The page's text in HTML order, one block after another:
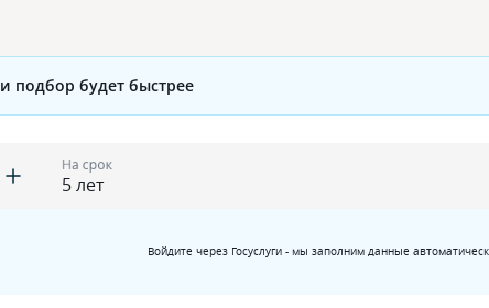
и подбор будет быстрее
На срок
Войдите через Госуслуги - мы заполним данные